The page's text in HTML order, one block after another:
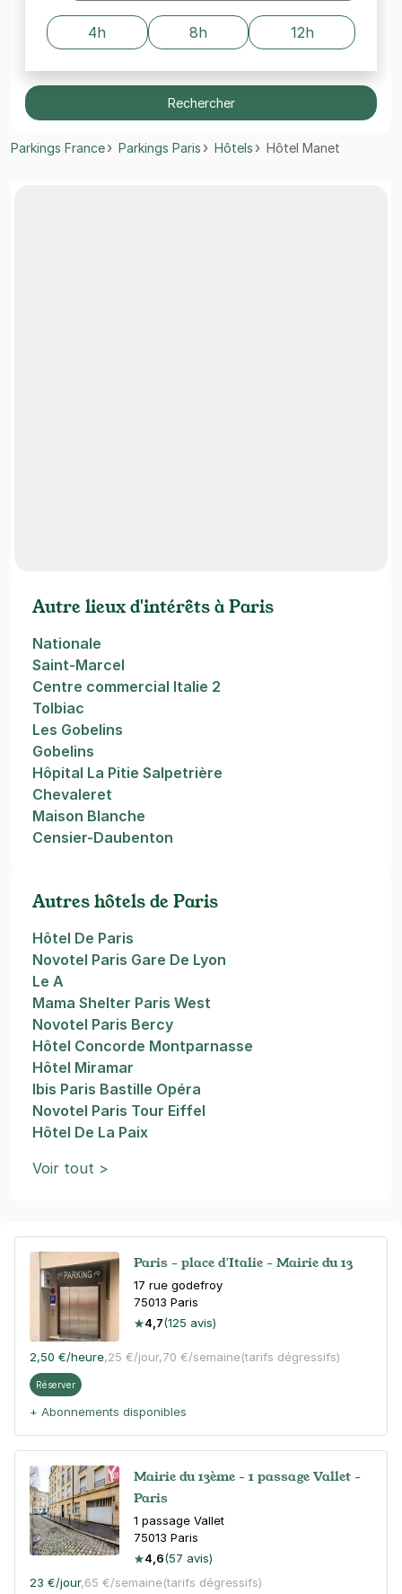
4h 8h 12h
Rechercher
Parkings France Parkings Paris Hôtels Hôtel Manet
Paris - place d'Italie - Mairie du 13
17 rue godefroy
75013 Paris
4,7(125 avis)
2,50 €/heure,25 €/jour,70 €/semaine(tarifs dégressifs)
Réserver
+ Abonnements disponibles
Mairie du 13ème - 1 passage Vallet -
Paris
1 passage Vallet
75013 Paris
4,6(57 avis)
23 €/jour,65 €/semaine(tarifs dégressifs)
Autre lieux d'intérêts à Paris
Nationale
Saint-Marcel
Centre commercial Italie 2
Tolbiac
Les Gobelins
Gobelins
Hôpital La Pitie Salpetrière
Chevaleret
Maison Blanche
Censier-Daubenton
Autres hôtels de Paris
Hôtel De Paris
Novotel Paris Gare De Lyon
Le A
Mama Shelter Paris West
Novotel Paris Bercy
Hôtel Concorde Montparnasse
Hôtel Miramar
Ibis Paris Bastille Opéra
Novotel Paris Tour Eiffel
Hôtel De La Paix
Voir tout >